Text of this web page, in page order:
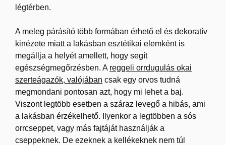
légtérben.
A meleg párásító több formában érhető el és dekoratív
kinézete miatt a lakásban esztétikai elemként is
megállja a helyét amellett, hogy segít
egészségmegőrzésben. A reggeli orrdugulás okai
szerteágazók, valójában csak egy orvos tudná
megmondani pontosan azt, hogy mi lehet a baj.
Viszont legtöbb esetben a száraz levegő a hibás, ami
a lakásban érzékelhető. Ilyenkor a legtöbben a sós
orrcseppet, vagy más fajtáját használják a
cseppeknek. De ezeknek a kellékeknek nem túl